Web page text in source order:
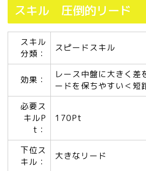
スキル 圧倒的リード
スキル
分類：
スピードスキル
効果：
レース中盤に大きく差
ードを保ちやすい＜短
必要ス
キルP
t：
170Pt
下位ス
キル：
大きなリード